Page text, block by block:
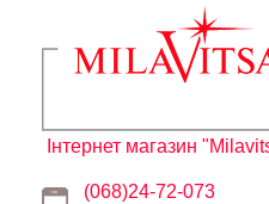
Інтернет магазин
(068)24-72-073